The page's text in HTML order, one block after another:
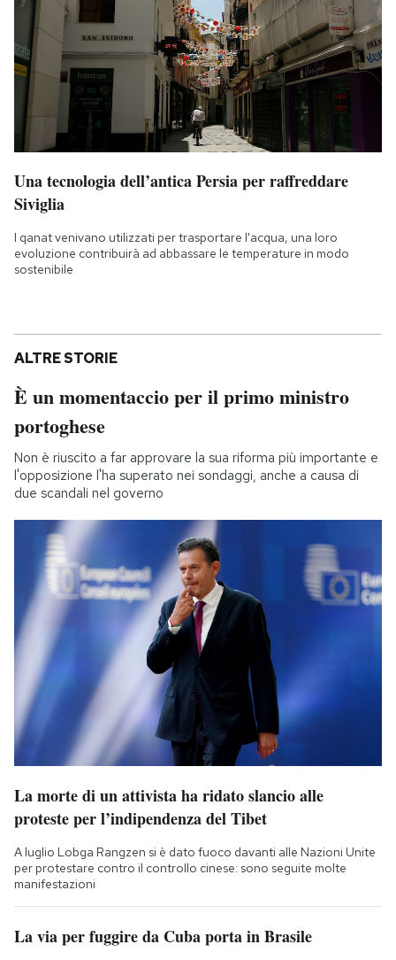
Una tecnologia dell’antica Persia per raffreddare
Siviglia
I qanat venivano utilizzati per trasportare l'acqua, una loro
evoluzione contribuirà ad abbassare le temperature in modo
sostenibile
ALTRE STORIE
È un momentaccio per il primo ministro
portoghese
Non è riuscito a far approvare la sua riforma più importante e
l'opposizione l'ha superato nei sondaggi, anche a causa di
due scandali nel governo
La morte di un attivista ha ridato slancio alle
proteste per l’indipendenza del Tibet
A luglio Lobga Rangzen si è dato fuoco davanti alle Nazioni Unite
per protestare contro il controllo cinese: sono seguite molte
manifestazioni
La via per fuggire da Cuba porta in Brasile